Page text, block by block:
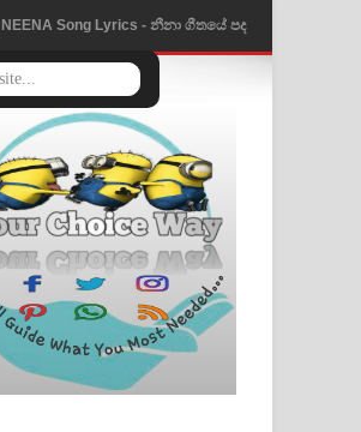
NEENA Song Lyrics - නීනා ගීතයේ පද
පෙළ
Ahimi Wimai Himi Song Lyrics - අහිමි
විමයි හිමි ගීතයේ පද පෙළ
Mathaka Parana Song Lyrics - මතක
පාරනා ගීතයේ පද පෙළ
Nimnadhen Song Lyrics - නිම්නාදෙන්
ගීතයේ පද පෙළ